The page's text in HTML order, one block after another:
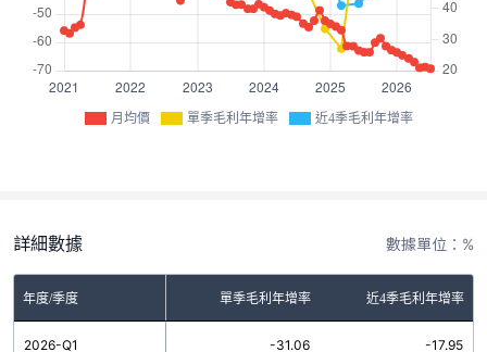
月均價 單季毛利年增率 近4季毛利年增率
詳細數據 數據單位：%
年度/季度 單季毛利年增率 近4季毛利年增率
2026-Q1 -31.06 -17.95